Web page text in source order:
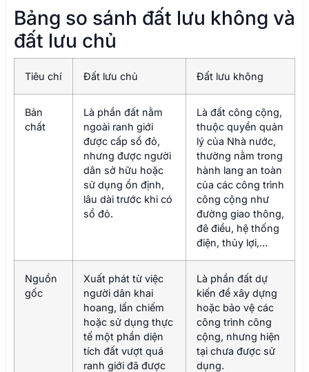
Bảng so sánh đất lưu không và
đất lưu chủ
Tiêu chí Đất lưu chủ Đất lưu không
Bản
chất
Là phần đất nằm
ngoài ranh giới
được cấp sổ đỏ,
nhưng được người
dân sở hữu hoặc
sử dụng ổn định,
lâu dài trước khi có
sổ đỏ.
Là đất công cộng,
thuộc quyền quản
lý của Nhà nước,
thường nằm trong
hành lang an toàn
của các công trình
công cộng như
đường giao thông,
đê điều, hệ thống
điện, thủy lợi,…
Nguồn
gốc
Xuất phát từ việc
người dân khai
hoang, lấn chiếm
hoặc sử dụng thực
tế một phần diện
tích đất vượt quá
ranh giới đã được
Là phần đất dự
kiến để xây dựng
hoặc bảo vệ các
công trình công
cộng, nhưng hiện
tại chưa được sử
dụng.